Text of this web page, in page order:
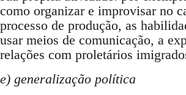
como organizar e improvisar no
processo de produção, as
usar meios de comunicação, a
relações com proletários
e) generalização política